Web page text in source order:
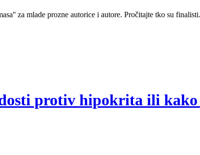
za mlade prozne autorice i autore. Pročitajte tko su finalisti.
protiv hipokrita ili kako